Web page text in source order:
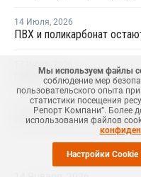
14 Июля, 2026
28 Мая,2026
Мы используем файлы
соблюдение мер
пользовательского опыта
статистики посещения
Репорт Компани”. Более
использования файлов
Настройки Cookie